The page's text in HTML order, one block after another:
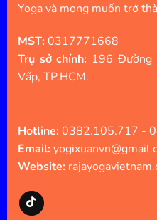
Yoga và mong muốn trở
MST:0317771668
Trụ sở chính: 196 Đường
Vấp, TP.HCM.
Hotline:0382.105.717 -
Email:
Website: